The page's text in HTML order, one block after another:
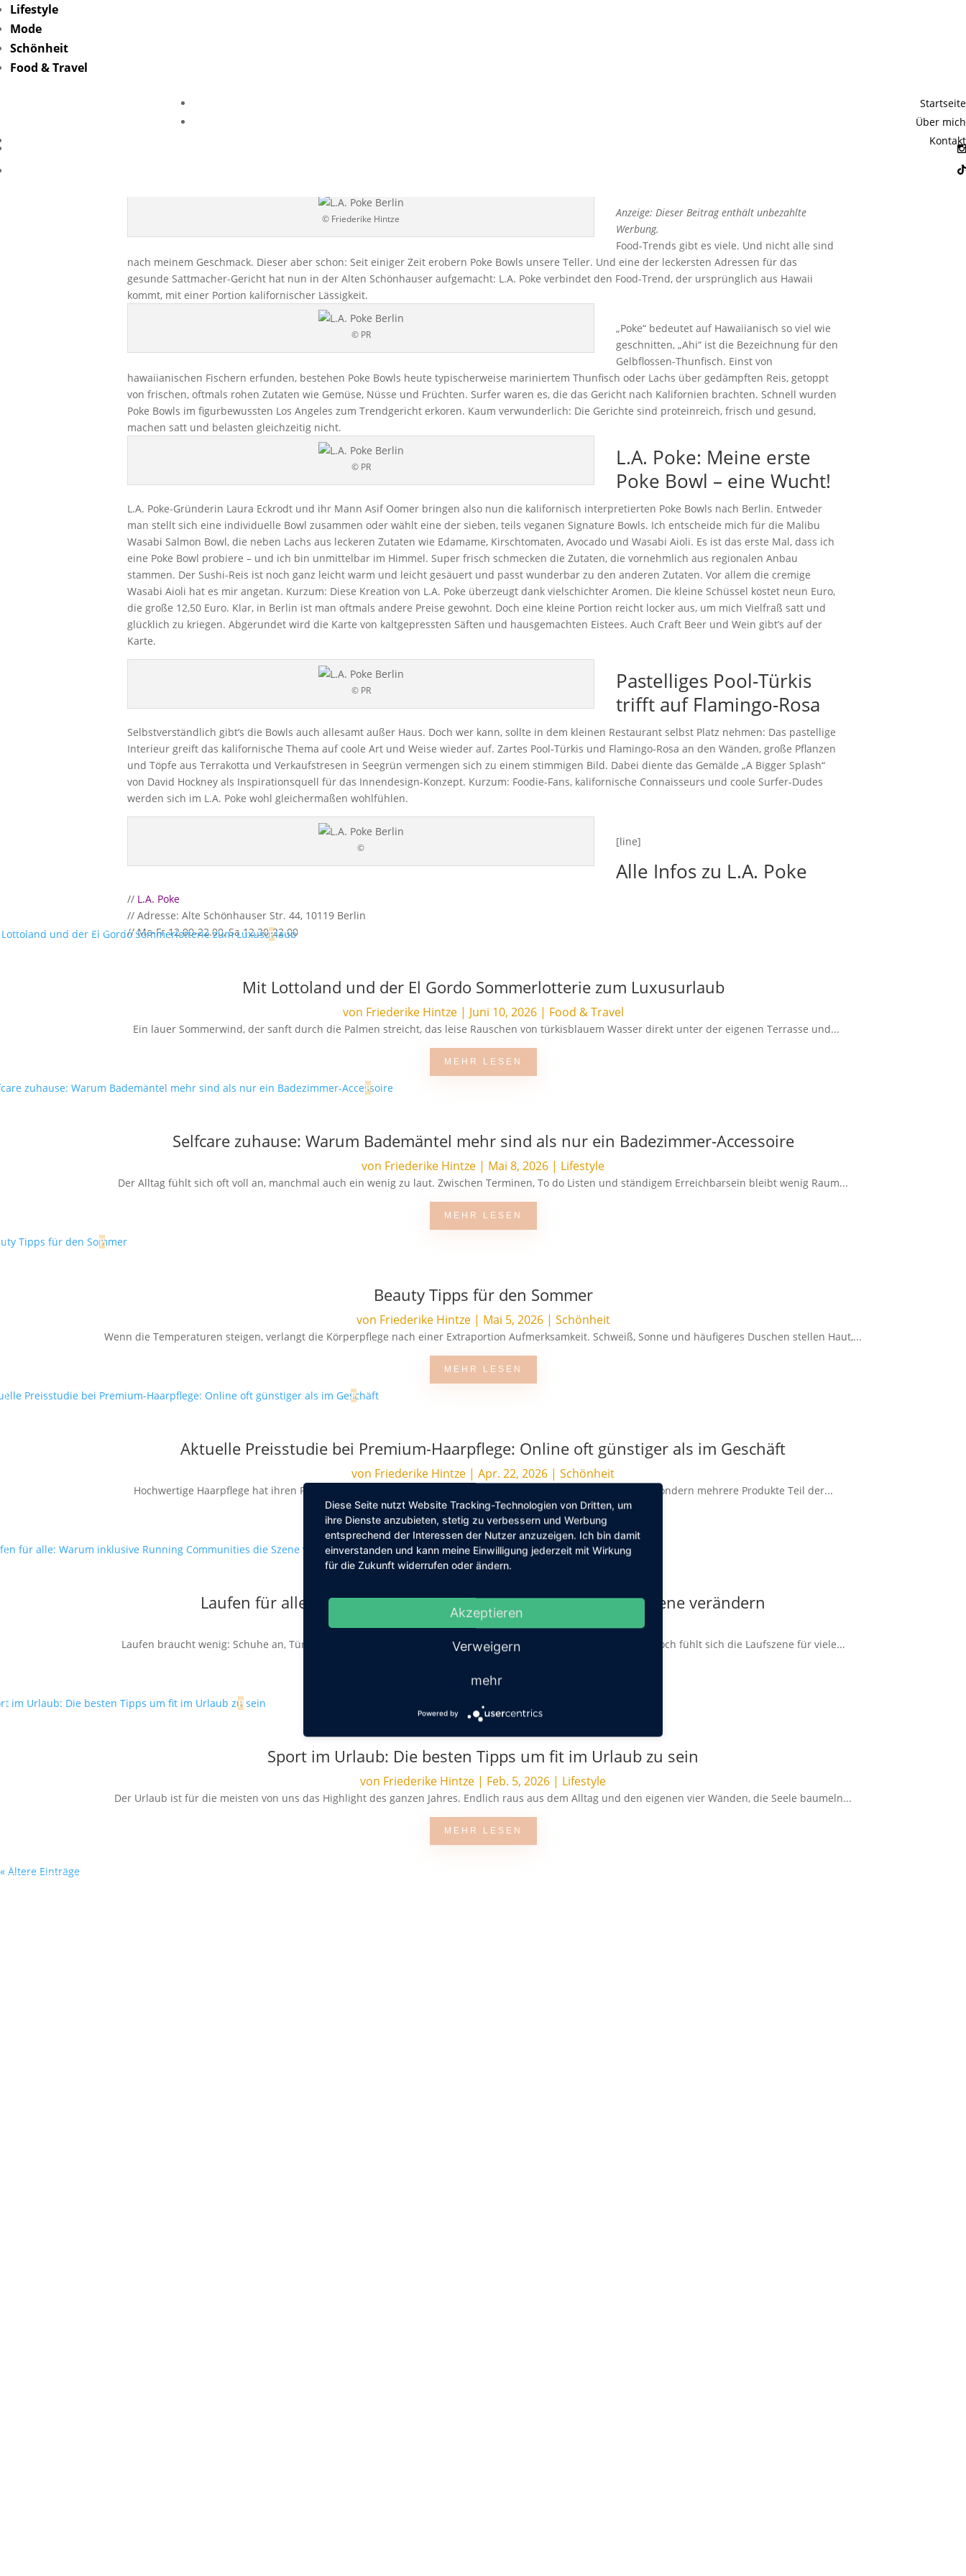
Lifestyle
Mode
Schönheit
Food & Travel
Startseite
Über mich
Kontakt
Neu in Berlin! | L.A. Poke – hawaiianisch,
© Friederike Hintze
Anzeige: Dieser Beitrag enthält unbezahlte
Werbung.
Food-Trends gibt es viele. Und nicht alle sind
nach meinem Geschmack. Dieser aber schon: Seit einiger Zeit erobern Poke Bowls unsere Teller. Und eine der leckersten Adressen für das
gesunde Sattmacher-Gericht hat nun in der Alten Schönhauser aufgemacht: L.A. Poke verbindet den Food-Trend, der ursprünglich aus Hawaii
kommt, mit einer Portion kalifornischer Lässigkeit.
© PR
„Poke“ bedeutet auf Hawaiianisch so viel wie
geschnitten, „Ahi“ ist die Bezeichnung für den
Gelbflossen-Thunfisch. Einst von
hawaiianischen Fischern erfunden, bestehen Poke Bowls heute typischerweise mariniertem Thunfisch oder Lachs über gedämpften Reis, getoppt
von frischen, oftmals rohen Zutaten wie Gemüse, Nüsse und Früchten. Surfer waren es, die das Gericht nach Kalifornien brachten. Schnell wurden
Poke Bowls im figurbewussten Los Angeles zum Trendgericht erkoren. Kaum verwunderlich: Die Gerichte sind proteinreich, frisch und gesund,
machen satt und belasten gleichzeitig nicht.
© PR
L.A. Poke: Meine erste
Poke Bowl – eine Wucht!
L.A. Poke-Gründerin Laura Eckrodt und ihr Mann Asif Oomer bringen also nun die kalifornisch interpretierten Poke Bowls nach Berlin. Entweder
man stellt sich eine individuelle Bowl zusammen oder wählt eine der sieben, teils veganen Signature Bowls. Ich entscheide mich für die Malibu
Wasabi Salmon Bowl, die neben Lachs aus leckeren Zutaten wie Edamame, Kirschtomaten, Avocado und Wasabi Aioli. Es ist das erste Mal, dass ich
eine Poke Bowl probiere – und ich bin unmittelbar im Himmel. Super frisch schmecken die Zutaten, die vornehmlich aus regionalen Anbau
stammen. Der Sushi-Reis ist noch ganz leicht warm und leicht gesäuert und passt wunderbar zu den anderen Zutaten. Vor allem die cremige
Wasabi Aioli hat es mir angetan. Kurzum: Diese Kreation von L.A. Poke überzeugt dank vielschichter Aromen. Die kleine Schüssel kostet neun Euro,
die große 12,50 Euro. Klar, in Berlin ist man oftmals andere Preise gewohnt. Doch eine kleine Portion reicht locker aus, um mich Vielfraß satt und
glücklich zu kriegen. Abgerundet wird die Karte von kaltgepressten Säften und hausgemachten Eistees. Auch Craft Beer und Wein gibt’s auf der
Karte.
© PR
Pastelliges Pool-Türkis
trifft auf Flamingo-Rosa
Selbstverständlich gibt’s die Bowls auch allesamt außer Haus. Doch wer kann, sollte in dem kleinen Restaurant selbst Platz nehmen: Das pastellige
Interieur greift das kalifornische Thema auf coole Art und Weise wieder auf. Zartes Pool-Türkis und Flamingo-Rosa an den Wänden, große Pflanzen
und Töpfe aus Terrakotta und Verkaufstresen in Seegrün vermengen sich zu einem stimmigen Bild. Dabei diente das Gemälde „A Bigger Splash“
von David Hockney als Inspirationsquell für das Innendesign-Konzept. Kurzum: Foodie-Fans, kalifornische Connaisseurs und coole Surfer-Dudes
werden sich im L.A. Poke wohl gleichermaßen wohlfühlen.
© [line]
Alle Infos zu L.A. Poke
// L.A. Poke
// Adresse: Alte Schönhauser Str. 44, 10119 Berlin
// Mo-Fr 12.00-22.00, Sa 12.30-22.00
Mit Lottoland und der El Gordo Sommerlotterie zum Luxusurlaub
von Friederike Hintze| Juni 10, 2026| Food & Travel
Ein lauer Sommerwind, der sanft durch die Palmen streicht, das leise Rauschen von türkisblauem Wasser direkt unter der eigenen Terrasse und...
MEHR LESEN
Selfcare zuhause: Warum Bademäntel mehr sind als nur ein Badezimmer-Accessoire
von Friederike Hintze | Mai 8, 2026 | Lifestyle
Der Alltag fühlt sich oft voll an, manchmal auch ein wenig zu laut. Zwischen Terminen, To do Listen und ständigem Erreichbarsein bleibt wenig Raum...
MEHR LESEN
Beauty Tipps für den Sommer
von Friederike Hintze| Mai 5, 2026| Schönheit
Wenn die Temperaturen steigen, verlangt die Körperpflege nach einer Extraportion Aufmerksamkeit. Schweiß, Sonne und häufigeres Duschen stellen Haut,...
MEHR LESEN
Aktuelle Preisstudie bei Premium-Haarpflege: Online oft günstiger als im Geschäft
von Friederike Hintze | Apr. 22, 2026 | Schönheit
Hochwertige Haarpflege hat ihren Preis. Das gilt vor allem dann, wenn nicht nur ein Shampoo gekauft wird, sondern mehrere Produkte Teil der...
MEHR LESEN
Laufen für alle: Warum inklusive Running Communities die Szene verändern
vonRedaktion|März 26, 2026|Lifestyle
Laufen braucht wenig: Schuhe an, Tür auf, los. Keine Mitgliedschaft, kein Verein, keine Voraussetzungen. Und doch fühlt sich die Laufszene für viele...
MEHR LESEN
Sport im Urlaub: Die besten Tipps um fit im Urlaub zu sein
von Friederike Hintze | Feb. 5, 2026 | Lifestyle
Der Urlaub ist für die meisten von uns das Highlight des ganzen Jahres. Endlich raus aus dem Alltag und den eigenen vier Wänden, die Seele baumeln...
MEHR LESEN
« Ältere Einträge
Diese Seite nutzt Website Tracking-Technologien von Dritten, um
ihre Dienste anzubieten, stetig zu verbessern und Werbung
entsprechend der Interessen der Nutzer anzuzeigen. Ich bin damit
einverstanden und kann meine Einwilligung jederzeit mit Wirkung
für die Zukunft widerrufen oder ändern.
Akzeptieren
Verweigern
mehr
Powered by